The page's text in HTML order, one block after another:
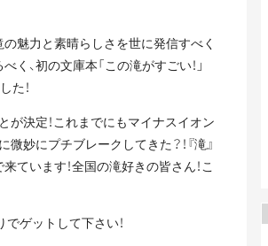
魅力と素晴らしさを世に発信すべく
、初の文庫本「この滝がすごい！」
た！
決定！これまでにもマイナスイオン
妙にプチブレークしてきた？！『滝』
ています！全国の滝好きの皆さん！こ
ゲットして下さい！